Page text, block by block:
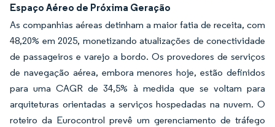
Espaço Aéreo de Próxima Geração
As companhias aéreas detinham a maior fatia de receita, com
48,20% em 2025, monetizando atualizações de conectividade
de passageiros e varejo a bordo. Os provedores de serviços
de navegação aérea, embora menores hoje, estão definidos
para uma CAGR de 34,5% à medida que se voltam para
arquiteturas orientadas a serviços hospedadas na nuvem. O
roteiro da Eurocontrol prevê um gerenciamento de tráfego